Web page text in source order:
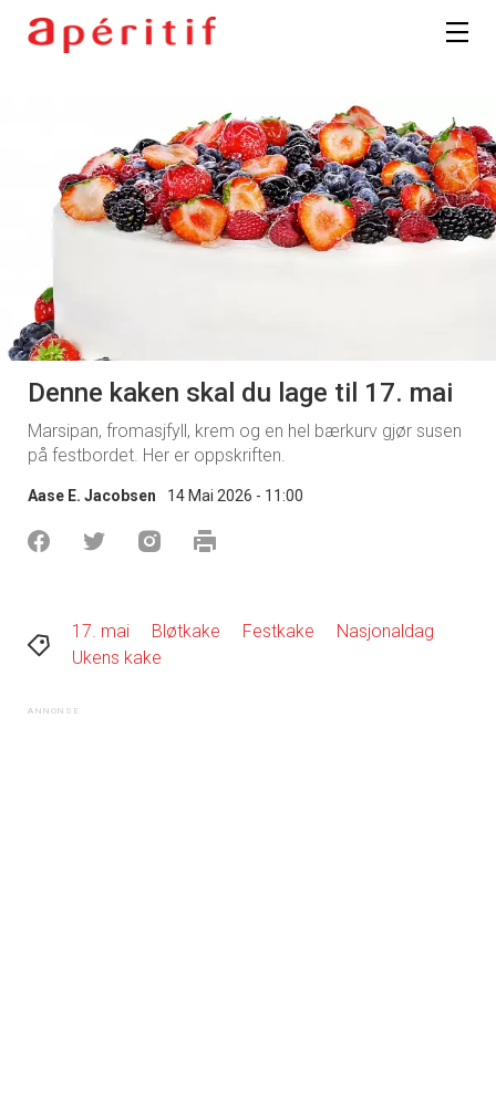
Denne kaken skal du lage til 17. mai
Marsipan, fromasjfyll, krem og en hel bærkurv gjør susen
på festbordet. Her er oppskriften.
Aase E. Jacobsen 14 Mai 2026 - 11:00
17. mai Bløtkake Festkake
Nasjonaldag
Ukens kake